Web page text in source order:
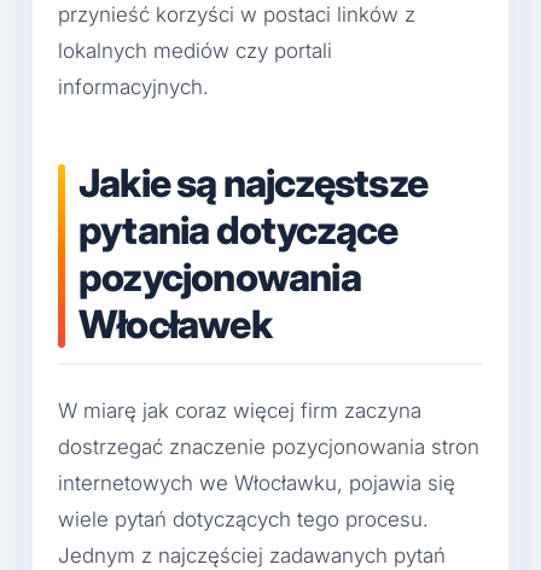
przynieść korzyści w postaci linków z
lokalnych mediów czy portali
informacyjnych.
Jakie są najczęstsze
pytania dotyczące
pozycjonowania
Włocławek
W miarę jak coraz więcej firm zaczyna
dostrzegać znaczenie pozycjonowania stron
internetowych we Włocławku, pojawia się
wiele pytań dotyczących tego procesu.
Jednym z najczęściej zadawanych pytań